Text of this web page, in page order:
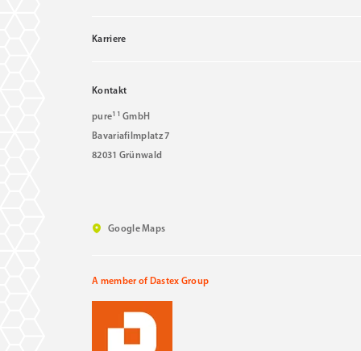
Karriere
Kontakt
pure11 GmbH
Bavariafilmplatz 7
82031 Grünwald
Google Maps
A member of Dastex Group